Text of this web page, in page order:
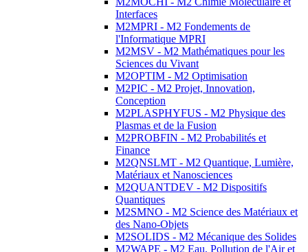
Interfaces
M2MPRI - M2 Fondements de
l'Informatique MPRI
M2MSV - M2 Mathématiques pour les
Sciences du Vivant
M2OPTIM - M2 Optimisation
M2PIC - M2 Projet, Innovation,
Conception
M2PLASPHYFUS - M2 Physique des
Plasmas et de la Fusion
M2PROBFIN - M2 Probabilités et
Finance
M2QNSLMT - M2 Quantique, Lumière,
Matériaux et Nanosciences
M2QUANTDEV - M2 Dispositifs
Quantiques
M2SMNO - M2 Science des Matériaux et
des Nano-Objets
M2SOLIDS - M2 Mécanique des Solides
M2WAPE - M2 Eau, Pollution de l'Air et